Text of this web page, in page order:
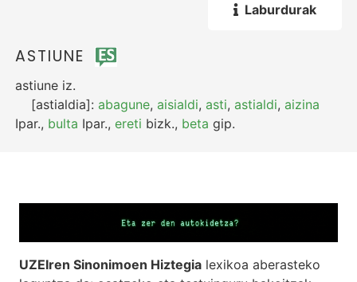
Laburdurak
ASTIUNE
astiune iz.
[astialdia]:abagune,aisialdi,asti,astialdi,aizina
Ipar., bulta Ipar.,ereti bizk., beta gip.
UZEIren Sinonimoen Hiztegia lexikoa aberasteko